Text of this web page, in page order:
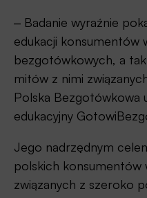
‒ Badanie wyraźnie
edukacji konsumentów
bezgotówkowych, a
mitów z nimi
Polska Bezgotówkowa
edukacyjny
Jego nadrzędnym
polskich konsumentów
związanych z szeroko